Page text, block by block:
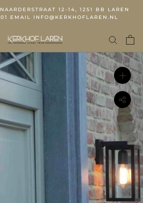
12-14, 1251 BB LAREN
EMAIL INFO@KERKHOFLAREN.NL